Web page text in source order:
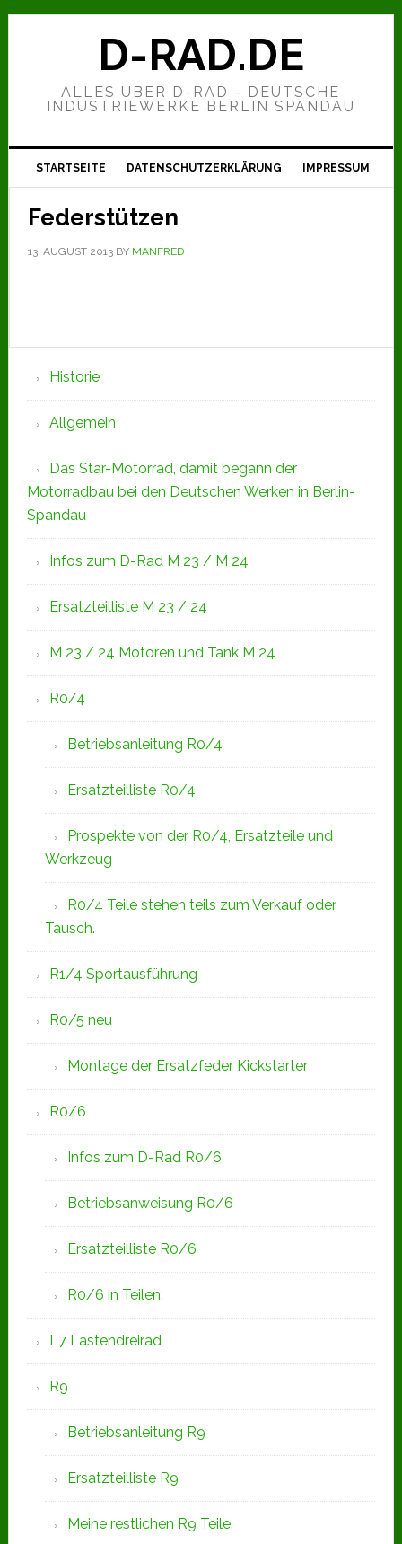
Zur
Hauptnavigation
Zum
Zur
D-RAD.DE
ALLES ÜBER D-RAD - DEUTSCHE
INDUSTRIEWERKE BERLIN SPANDAU
STARTSEITE DATENSCHUTZERKLÄRUNG IMPRESSUM
Federstützen
13. AUGUST 2013BY MANFRED
Seitenspalte
Historie
Allgemein
Das Star-Motorrad, damit begann der
Motorradbau bei den Deutschen Werken in Berlin-
Spandau
Infos zum D-Rad M 23 / M 24
Ersatzteilliste M 23 / 24
M 23 / 24 Motoren und Tank M 24
R0/4
Betriebsanleitung R0/4
Ersatzteilliste R0/4
Prospekte von der R0/4, Ersatzteile und
Werkzeug
R0/4 Teile stehen teils zum Verkauf oder
Tausch.
R1/4 Sportausführung
R0/5 neu
Montage der Ersatzfeder Kickstarter
R0/6
Infos zum D-Rad R0/6
Betriebsanweisung R0/6
Ersatzteilliste R0/6
R0/6 in Teilen:
L7 Lastendreirad
R9
Betriebsanleitung R9
Ersatzteilliste R9
Meine restlichen R9 Teile.